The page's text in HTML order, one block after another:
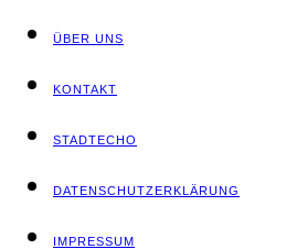
ÜBER UNS
KON­TAKT
STADT­ECHO
DATEN­SCHUTZ­ER­KLÄ­RUNG
IMPRES­SUM